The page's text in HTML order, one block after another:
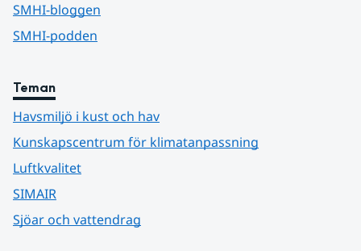
SMHI-bloggen
SMHI-podden
Teman
Havsmiljö i kust och hav
Kunskapscentrum för klimatanpassning
Luftkvalitet
SIMAIR
Sjöar och vattendrag